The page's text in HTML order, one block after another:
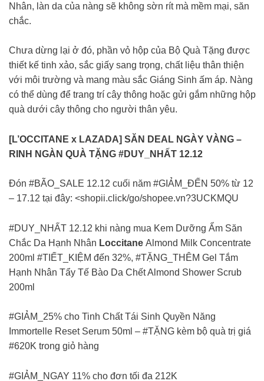
Nhân, làn da của nàng sẽ không sờn rít mà mềm mại, săn
chắc.
Chưa dừng lại ở đó, phần vỏ hộp của Bộ Quà Tặng được
thiết kế tinh xảo, sắc giấy sang trọng, chất liệu thân thiện
với môi trường và mang màu sắc Giáng Sinh ấm áp. Nàng
có thể dùng để trang trí cây thông hoặc gửi gắm những hộp
quà dưới cây thông cho người thân yêu.
[L’OCCITANE x LAZADA] SĂN DEAL NGÀY VÀNG –
RINH NGÀN QUÀ TẶNG #DUY_NHẤT 12.12
Đón #BÃO_SALE 12.12 cuối năm #GIẢM_ĐẾN 50% từ 12
– 17.12 tại đây: <shopii.click/go/shopee.vn?3UCKMQU
#DUY_NHẤT 12.12 khi nàng mua Kem Dưỡng Ẩm Săn
Chắc Da Hạnh Nhân Loccitane Almond Milk Concentrate
200ml #TIẾT_KIỆM đến 32%, #TẶNG_THÊM Gel Tắm
Hạnh Nhân Tẩy Tế Bào Da Chết Almond Shower Scrub
200ml
#GIẢM_25% cho Tinh Chất Tái Sinh Quyền Năng
Immortelle Reset Serum 50ml – #TẶNG kèm bộ quà trị giá
#620K trong giỏ hàng
#GIẢM_NGAY 11% cho đơn tối đa 212K